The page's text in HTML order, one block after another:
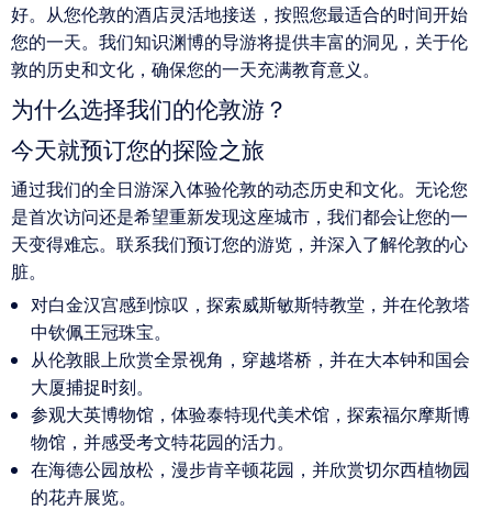
好。从您伦敦的酒店灵活地接送，按照您最适合的时间开始
您的一天。我们知识渊博的导游将提供丰富的洞见，关于伦
敦的历史和文化，确保您的一天充满教育意义。
为什么选择我们的伦敦游？
今天就预订您的探险之旅
通过我们的全日游深入体验伦敦的动态历史和文化。无论您
是首次访问还是希望重新发现这座城市，我们都会让您的一
天变得难忘。联系我们预订您的游览，并深入了解伦敦的心
脏。
对白金汉宫感到惊叹，探索威斯敏斯特教堂，并在伦敦塔
中钦佩王冠珠宝。
从伦敦眼上欣赏全景视角，穿越塔桥，并在大本钟和国会
大厦捕捉时刻。
参观大英博物馆，体验泰特现代美术馆，探索福尔摩斯博
物馆，并感受考文特花园的活力。
在海德公园放松，漫步肯辛顿花园，并欣赏切尔西植物园
的花卉展览。